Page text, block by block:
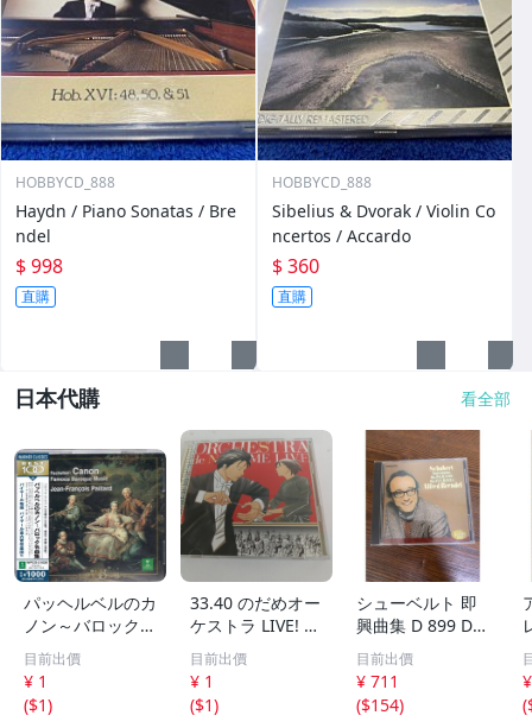
HOBBYCD_888
Haydn / Piano Sonatas / Bre
ndel
$ 998
直購
HOBBYCD_888
Sibelius & Dvorak / Violin Co
ncertos / Accardo
$ 360
直購
日本代購 看全部
パッヘルベルのカ
ノン～バロック名
曲集 パッヘルベ
ル パイヤール E
RATO 30
目前出價
¥ 1
($1)
33.40 のだめオー
ケストラ LIVE! 2
CD▽
目前出價
¥ 1
($1)
シューベルト 即
興曲集 D 899 D 9
35 16のドイツ舞
曲集 ブレンデル
【CD】
目前出價
¥ 711
($154)
(